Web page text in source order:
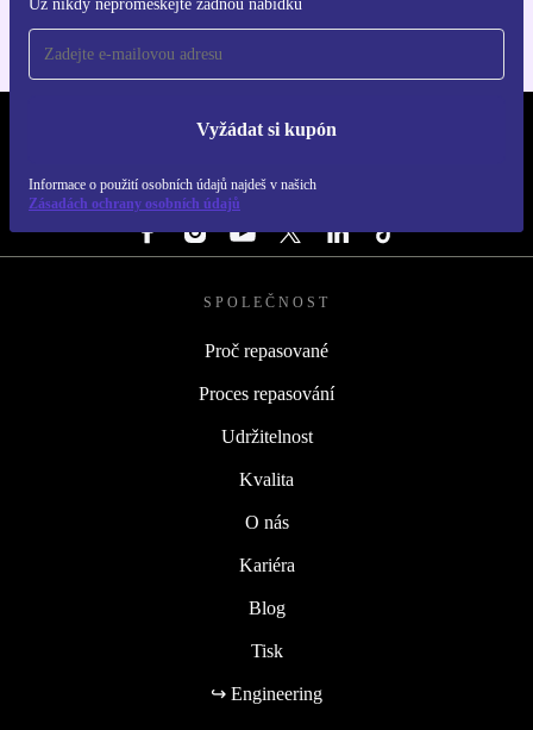
Už nikdy nepromeškejte žádnou nabídku
Vyžádat si kupón
Informace o použití osobních údajů najdeš v našich
Zásadách ochrany osobních údajů
REFURBED ČESKO - RETHINK NEW.
SLEDUJ NÁS
SPOLEČNOST
Proč repasované
Proces repasování
Udržitelnost
Kvalita
O nás
Kariéra
Blog
Tisk
↪ Engineering